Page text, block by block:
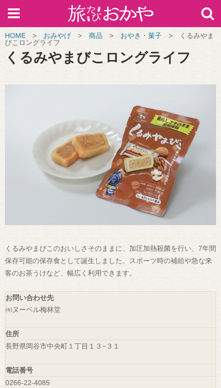
HOME > おみやげ > 商品 > おやき・菓子 >
くるみやま
びこロングライフ
くるみやまびこロングライフ
くるみやまびこのおいしさそのままに、加圧加熱殺菌を行い、7年間
保存可能の保存食として誕生しました。スポーツ時の補給や急な来
客のお茶うけなど、幅広く利用できます。
お問い合わせ先
㈲ヌーベル梅林堂
住所
長野県岡谷市中央町１丁目１３−３１
電話番号
0266-22-4085